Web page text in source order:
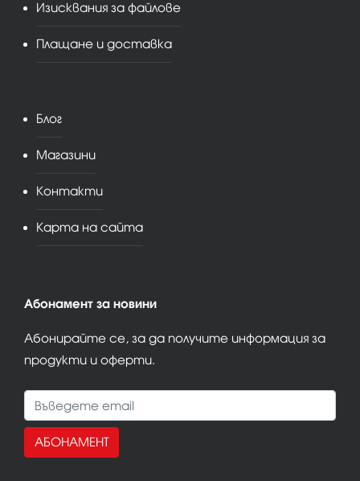
Изисквания за файлове
Плащане и доставка
Блог
Магазини
Контакти
Карта на сайта
Абонамент за новини
Абонирайте се, за да получите информация за
продукти и оферти.
АБОНАМЕНТ